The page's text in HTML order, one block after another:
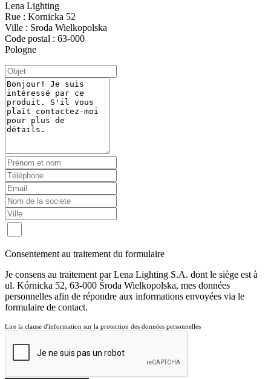
Lena Lighting
Rue : Kornicka 52
Ville : Sroda Wielkopolska
Code postal : 63-000
Pologne
Consentement au traitement du formulaire
Je consens au traitement par Lena Lighting S.A. dont le siège est à
ul. Kórnicka 52, 63-000 Środa Wielkopolska, mes données
personnelles afin de répondre aux informations envoyées via le
formulaire de contact.
Lire la clause d'information sur la protection des données personnelles